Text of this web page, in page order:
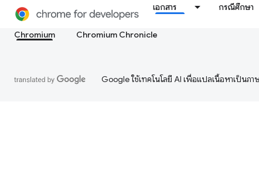
เอกสาร กรณีศึกษา
Chromium
Chromium Chronicle
Google ใช้เทคโนโลยี AI เพื่อแปลเนื้อหาเป็น